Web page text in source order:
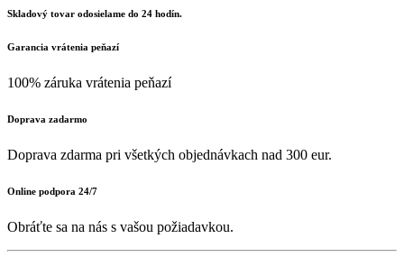
Skladový tovar odosielame do 24 hodín.
Garancia vrátenia peňazí
100% záruka vrátenia peňazí
Doprava zadarmo
Doprava zdarma pri všetkých objednávkach nad 300 eur.
Online podpora 24/7
Obráťte sa na nás s vašou požiadavkou.